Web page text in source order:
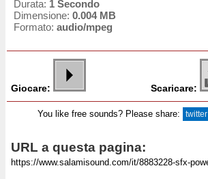
Durata: 1 Secondo
Dimensione: 0.004 MB
Formato: audio/mpeg
Giocare: Scaricare:
You like free sounds? Please share: twitter
URL a questa pagina: